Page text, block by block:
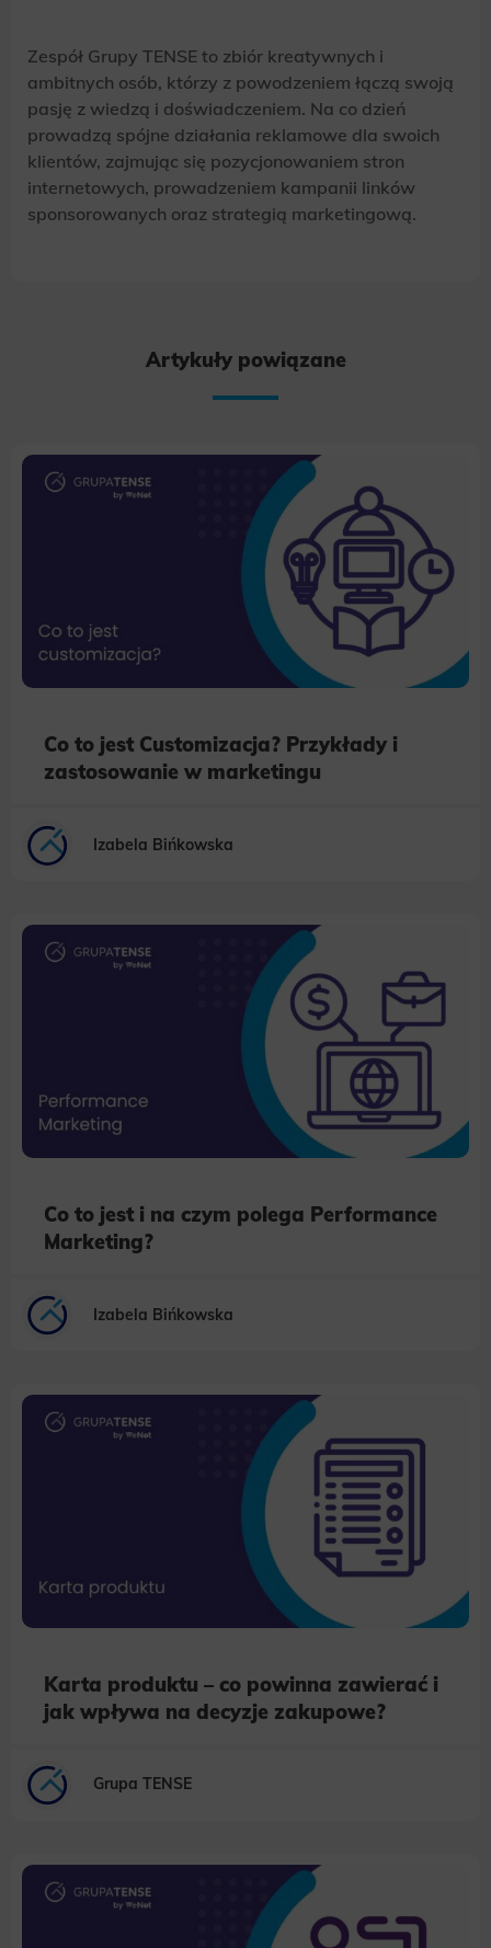
Zespół Grupy TENSE to zbiór kreatywnych i
ambitnych osób, którzy z powodzeniem łączą swoją
pasję z wiedzą i doświadczeniem. Na co dzień
prowadzą spójne działania reklamowe dla swoich
klientów, zajmując się pozycjonowaniem stron
internetowych, prowadzeniem kampanii linków
sponsorowanych oraz strategią marketingową.
Artykuły powiązane
Co to jest Customizacja? Przykłady i
zastosowanie w marketingu
Izabela Bińkowska
Co to jest i na czym polega Performance
Marketing?
Izabela Bińkowska
Karta produktu – co powinna zawierać i
jak wpływa na decyzje zakupowe?
Grupa TENSE